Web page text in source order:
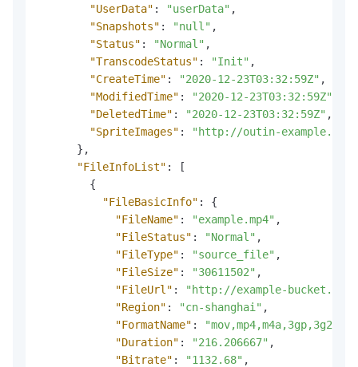
"UserData" : "userData" ,
"Snapshots" : "null" ,
"Status" : "Normal" ,
"TranscodeStatus" : "Init" ,
"CreateTime" : "2020-12-23T03:32:59Z" ,
"ModifiedTime" : "2020-12-23T03:32:59Z"
"DeletedTime" : "2020-12-23T03:32:59Z" ,
"SpriteImages" :
"http://outin-example.oss-
} ,
"FileInfoList" :
[
{
"FileBasicInfo" :
{
"FileName" : "example.mp4" ,
"FileStatus" : "Normal" ,
"FileType" : "source_file" ,
"FileSize" : "30611502" ,
"FileUrl" :
"http://example-bucket.oss-
"Region" : "cn-shanghai" ,
"FormatName" :
"Duration" : "216.206667" ,
"Bitrate" : "1132.68" ,